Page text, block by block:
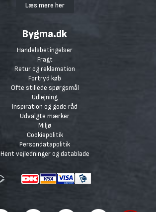
Læs mere her
Bygma.dk
Handelsbetingelser
Fragt
Retur og reklamation
Fortryd køb
Ofte stillede spørgsmål
Udlejning
Inspiration og gode råd
Udvalgte mærker
Miljø
Cookiepolitik
Persondatapolitik
Hent vejledninger og datablade